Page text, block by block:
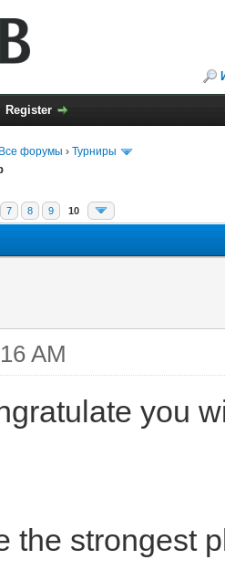
Register
Все форумы › Турниры
7 8 9 10
AM
you
the strongest